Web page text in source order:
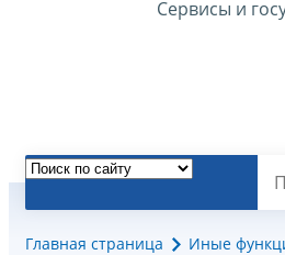
Сервисы и
Главная страница
Иные